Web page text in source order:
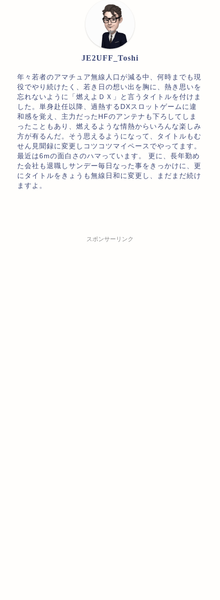
JE2UFF_Toshi
年々若者のアマチュア無線人口が減る中、何時までも現
役でやり続けたく、若き日の想い出を胸に、熱き思いを
忘れないように「燃えよＤＸ」と言うタイトルを付けま
した。単身赴任以降、過熱するDXスロットゲームに違
和感を覚え、主力だったHFのアンテナも下ろしてしま
ったこともあり、燃えるような情熱からいろんな楽しみ
方が有るんだ。そう思えるようになって、タイトルもむ
せん見聞録に変更しコツコツマイペースでやってます。
最近は6mの面白さのハマっています。 更に、長年勤め
た会社も退職しサンデー毎日なった事をきっかけに、更
にタイトルをきょうも無線日和に変更し、まだまだ続け
ますよ。
スポンサーリンク